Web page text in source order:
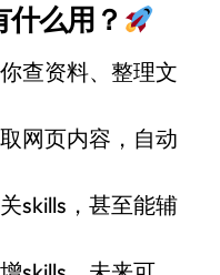
么用？
查资料、整理文
网页内容，自动
skills，甚至能辅